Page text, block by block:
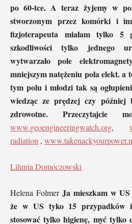
po 60-tce. A teraz żyjemy w
stworzonym przez komórki i
fizjoterapeuta miałam tylko 5
szkodliwości tylko jednego
wytwarzało pole
mniejszym natężeniu pola elekt. a
tym polu i młodzi tak są
wiedząc ze prędzej czy później
zdrowotne. Przeczytajcie
www.geoengineeringwatch.org,
radiation ,
Lilunia Domoczowski
Helena Folmer Ja mieszkam w
że w US tyko 15 przypadków
stosować tylko higienę, myć